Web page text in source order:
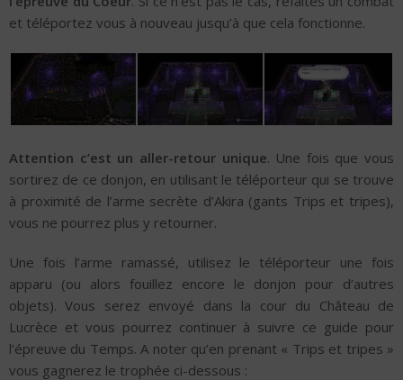
et téléportez vous à nouveau jusqu’à que cela fonctionne.
Attention c’est un aller-retour unique. Une fois que vous
sortirez de ce donjon, en utilisant le téléporteur qui se trouve
à proximité de l’arme secrète d’Akira (gants Trips et tripes),
vous ne pourrez plus y retourner.
Une fois l’arme ramassé, utilisez le téléporteur une fois
apparu (ou alors fouillez encore le donjon pour d’autres
objets). Vous serez envoyé dans la cour du Château de
Lucrèce et vous pourrez continuer à suivre ce guide pour
l’épreuve du Temps. A noter qu’en prenant « Trips et tripes »
vous gagnerez le trophée ci-dessous :